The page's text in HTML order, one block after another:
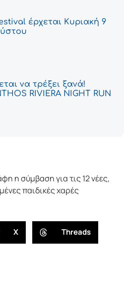
έρχεται Κυριακή 9
να τρέξει ξανά!
RIVIERA NIGHT RUN
η σύμβαση για τις 12 νέες,
παιδικές χαρές
X Threads